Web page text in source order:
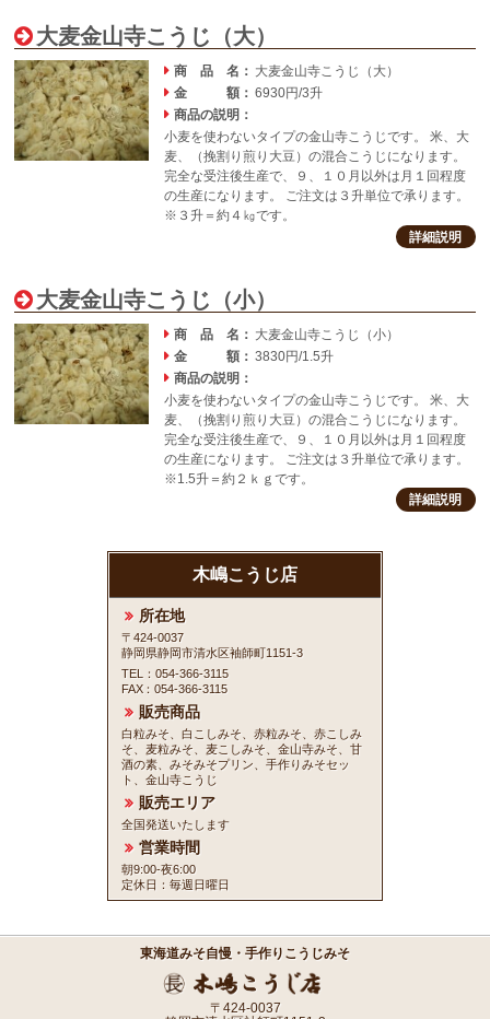
大麦金山寺こうじ（大）
商 品 名： 大麦金山寺こうじ（大）
金 額： 6930円/3升
商品の説明：
小麦を使わないタイプの金山寺こうじです。 米、大
麦、（挽割り煎り大豆）の混合こうじになります。
完全な受注後生産で、９、１０月以外は月１回程度
の生産になります。 ご注文は３升単位で承ります。
※３升＝約４㎏です。
詳細説明
大麦金山寺こうじ（小）
商 品 名： 大麦金山寺こうじ（小）
金 額： 3830円/1.5升
商品の説明：
小麦を使わないタイプの金山寺こうじです。 米、大
麦、（挽割り煎り大豆）の混合こうじになります。
完全な受注後生産で、９、１０月以外は月１回程度
の生産になります。 ご注文は３升単位で承ります。
※1.5升＝約２ｋｇです。
詳細説明
木嶋こうじ店
所在地
〒424-0037
静岡県静岡市清水区袖師町1151-3
TEL：054-366-3115
FAX：054-366-3115
販売商品
白粒みそ、白こしみそ、赤粒みそ、赤こしみ
そ、麦粒みそ、麦こしみそ、金山寺みそ、甘
酒の素、みそみそプリン、手作りみそセッ
ト、金山寺こうじ
販売エリア
全国発送いたします
営業時間
朝9:00-夜6:00
定休日：毎週日曜日
東海道みそ自慢・手作りこうじみそ
〒424-0037